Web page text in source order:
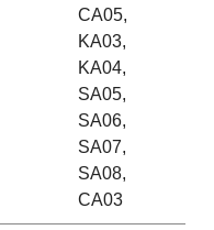
CA05,
KA03,
KA04,
SA05,
SA06,
SA07,
SA08,
CA03